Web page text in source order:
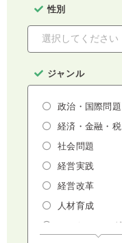
性別
ジャンル
政治・国際問題
経済・金融・税
社会問題
経営実践
経営改革
人材育成
マーケティング